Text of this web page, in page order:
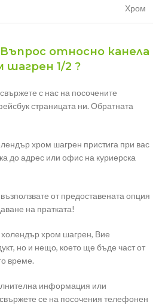
Хром
Въпрос относно канела
шагрен 1/2 ?
с нас на посочените
страницата ни. Обратната
хром шагрен пристига при вас
до адрес или офис на куриерска
от предоставената опция
на пратката!
хром шагрен, Вие
но и нещо, което ще бъде част от
време.
информация или
се на посочения телефонен